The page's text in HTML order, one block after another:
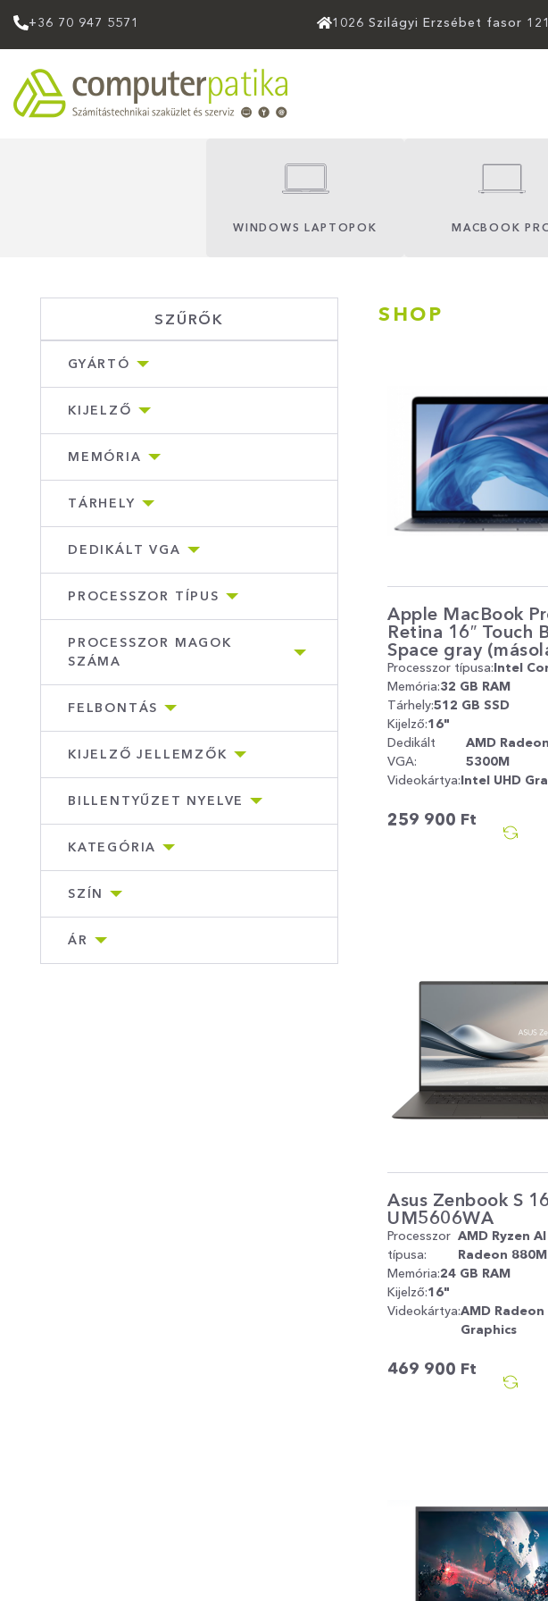
+36 70 947 5571 1026 Szilágyi Erzsébet fasor
WINDOWS LAPTOPOK MACBOOK
SZŰRŐK
GYÁRTÓ
KIJELZŐ
MEMÓRIA
TÁRHELY
DEDIKÁLT VGA
PROCESSZOR TÍPUS
PROCESSZOR MAGOK
SZÁMA
FELBONTÁS
KIJELZŐ JELLEMZŐK
BILLENTYŰZET NYELVE
KATEGÓRIA
SZÍN
ÁR
SHOP
Apple MacBook
Retina 16″ Touch
Space gray
Processzor típusa:Intel
Memória:32 GB RAM
Tárhely:512 GB SSD
Kijelző:16"
Dedikált
VGA:
AMD
5300M
Videokártya:Intel UHD
259 900 Ft
Asus Zenbook S 16
UM5606WA
Processzor
típusa:
AMD Ryzen
Radeon 880M
Memória:24 GB RAM
Kijelző:16"
Videokártya:AMD
Graphics
469 900 Ft